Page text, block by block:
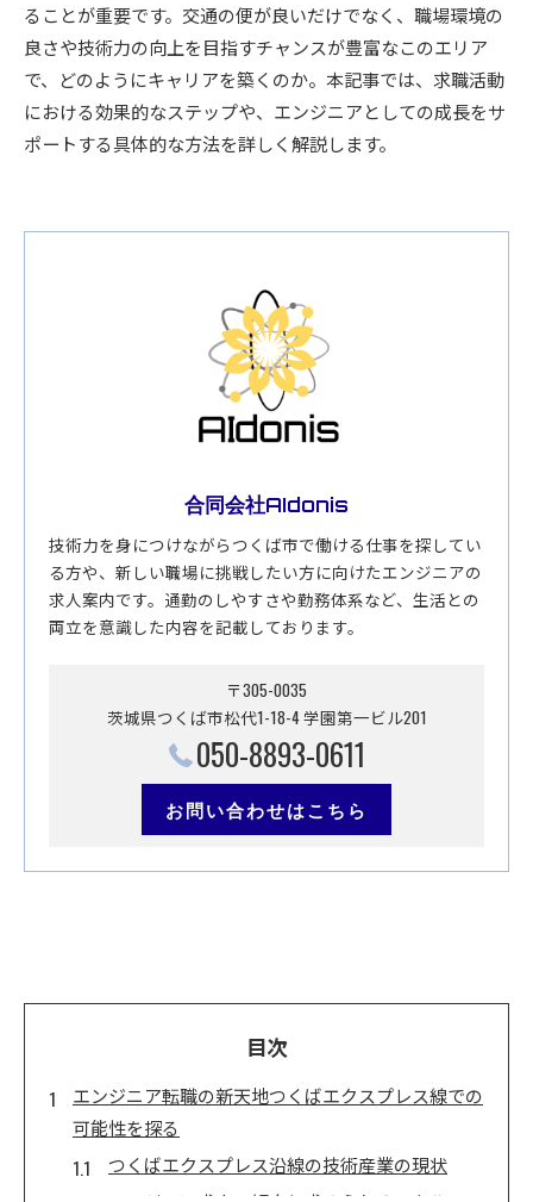
ることが重要です。交通の便が良いだけでなく、職場環境の
良さや技術力の向上を目指すチャンスが豊富なこのエリア
で、どのようにキャリアを築くのか。本記事では、求職活動
における効果的なステップや、エンジニアとしての成長をサ
ポートする具体的な方法を詳しく解説します。
合同会社AIdonis
技術力を身につけながらつくば市で働ける仕事を探してい
る方や、新しい職場に挑戦したい方に向けたエンジニアの
求人案内です。通勤のしやすさや勤務体系など、生活との
両立を意識した内容を記載しております。
〒305-0035
茨城県つくば市松代1-18-4 学園第一ビル201
050-8893-0611
お問い合わせはこちら
目次
エンジニア転職の新天地つくばエクスプレス線での
可能性を探る
つくばエクスプレス沿線の技術産業の現状